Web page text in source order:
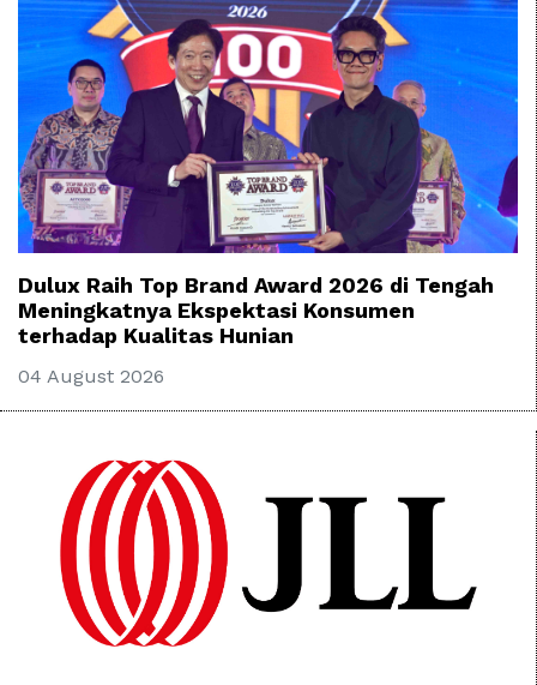
Dulux Raih Top Brand Award 2026 di Tengah
Meningkatnya Ekspektasi Konsumen
terhadap Kualitas Hunian
04 August 2026